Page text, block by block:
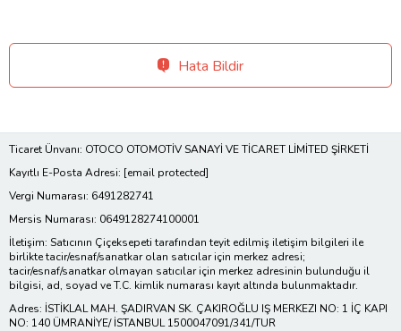
Hata Bildir
Ticaret Ünvanı: OTOCO OTOMOTİV SANAYİ VE TİCARET LİMİTED ŞİRKETİ
Kayıtlı E-Posta Adresi: [email protected]
Vergi Numarası: 6491282741
Mersis Numarası: 0649128274100001
İletişim: Satıcının Çiçeksepeti tarafından teyit edilmiş iletişim bilgileri ile
birlikte tacir/esnaf/sanatkar olan satıcılar için merkez adresi;
tacir/esnaf/sanatkar olmayan satıcılar için merkez adresinin bulunduğu il
bilgisi, ad, soyad ve T.C. kimlik numarası kayıt altında bulunmaktadır.
Adres: İSTİKLAL MAH. ŞADIRVAN SK. ÇAKIROĞLU IŞ MERKEZI NO: 1 İÇ KAPI
NO: 140 ÜMRANİYE/ İSTANBUL 1500047091/341/TUR